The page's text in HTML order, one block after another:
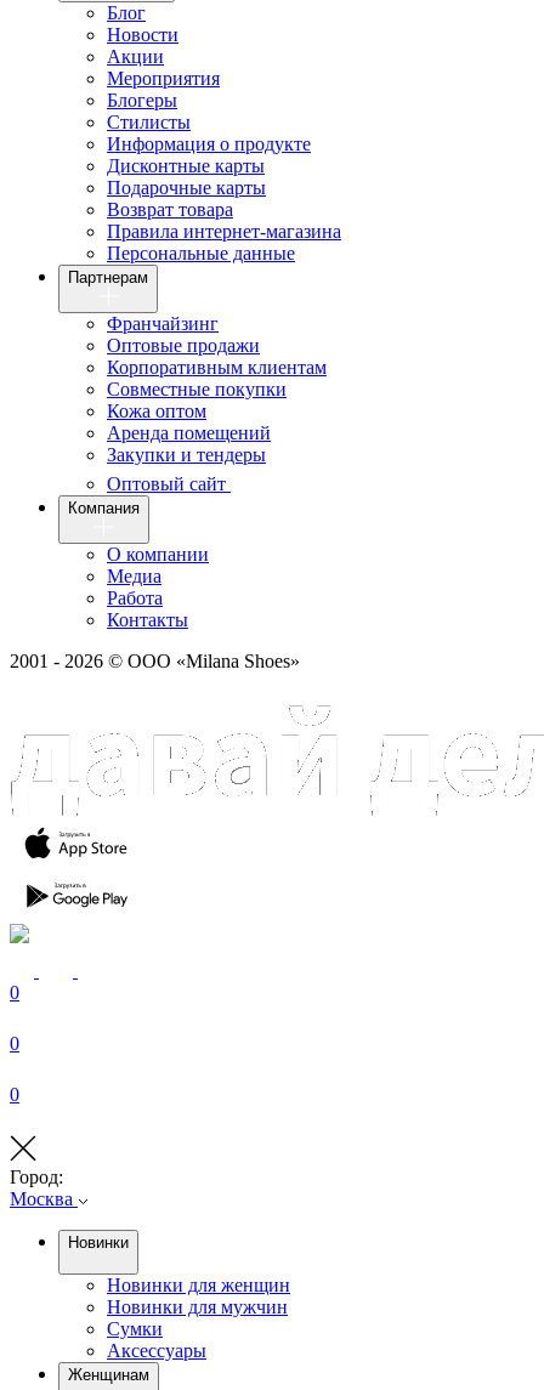
Блог
Новости
Акции
Мероприятия
Блогеры
Стилисты
Информация о продукте
Дисконтные карты
Подарочные карты
Возврат товара
Правила интернет-магазина
Персональные данные
Партнерам
Франчайзинг
Оптовые продажи
Корпоративным клиентам
Совместные покупки
Кожа оптом
Аренда помещений
Закупки и тендеры
Оптовый сайт
Компания
О компании
Медиа
Работа
Контакты
2001 - 2026 © ООО «Milana Shoes»
0
0
0
Город:
Москва
Новинки
Новинки для женщин
Новинки для мужчин
Сумки
Аксессуары
Женщинам